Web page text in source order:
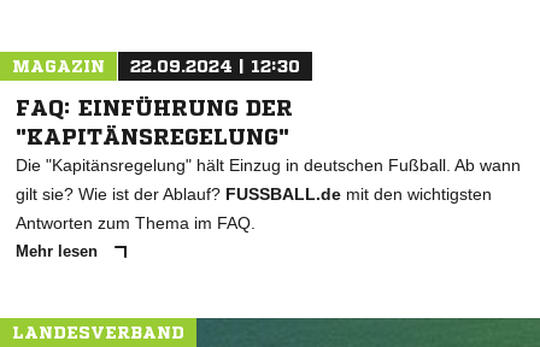
MAGAZIN 22.09.2024 | 12:30
FAQ: EINFÜHRUNG DER
"KAPITÄNSREGELUNG"
Die "Kapitänsregelung" hält Einzug in deutschen Fußball. Ab wann
gilt sie? Wie ist der Ablauf? FUSSBALL.de mit den wichtigsten
Antworten zum Thema im FAQ.
Mehr lesen
LANDESVERBAND